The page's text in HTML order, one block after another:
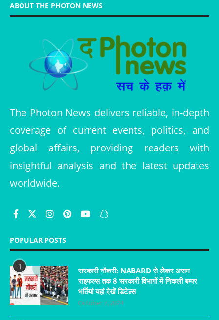
ABOUT THE PHOTON NEWS
The Photon News delivers reliable, in-depth
coverage of current events, politics, and
global affairs, providing readers with
insightful analysis and the latest updates
worldwide.
POPULAR POSTS
1
सरकारी नौकरी: NABARD से लेकर असम
राइफल्स तक 8 सरकारी विभागों में निकली बम्पर
भर्तियां यहां देखें डिटेल्स
October 7, 2024